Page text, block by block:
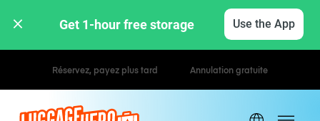
Get 1-hour free storage Use the App
Tarifs horaires / journaliers